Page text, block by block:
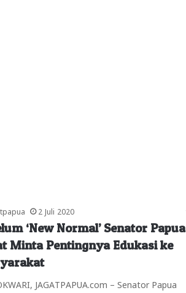
2 Juli 2020
‘New Normal’ Senator Papua
Minta Pentingnya Edukasi ke
JAGATPAPUA.com – Senator Papua